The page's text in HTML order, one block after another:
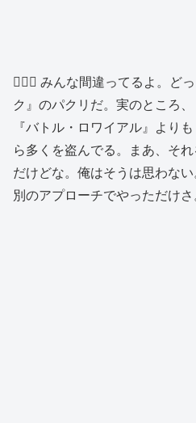
🙍🏻‍♂️ みんな間違ってるよ。ど
ク』のパクリだ。実のところ
『バトル・ロワイアル』より
ら多くを盗んでる。まあ、そ
だけどな。俺はそうは思わな
別のアプローチでやっただけさ